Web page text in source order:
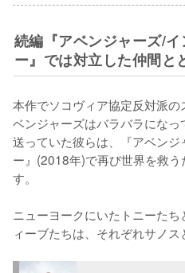
続編『アベンジャーズ/
ー』では対立した仲間と
本作でソコヴィア協定反対派
ベンジャーズはバラバラにな
送っていた彼らは、『アベン
ー』(2018年)で再び世界を救
す。
ニューヨークにいたトニーた
ィーブたちは、それぞれサノス